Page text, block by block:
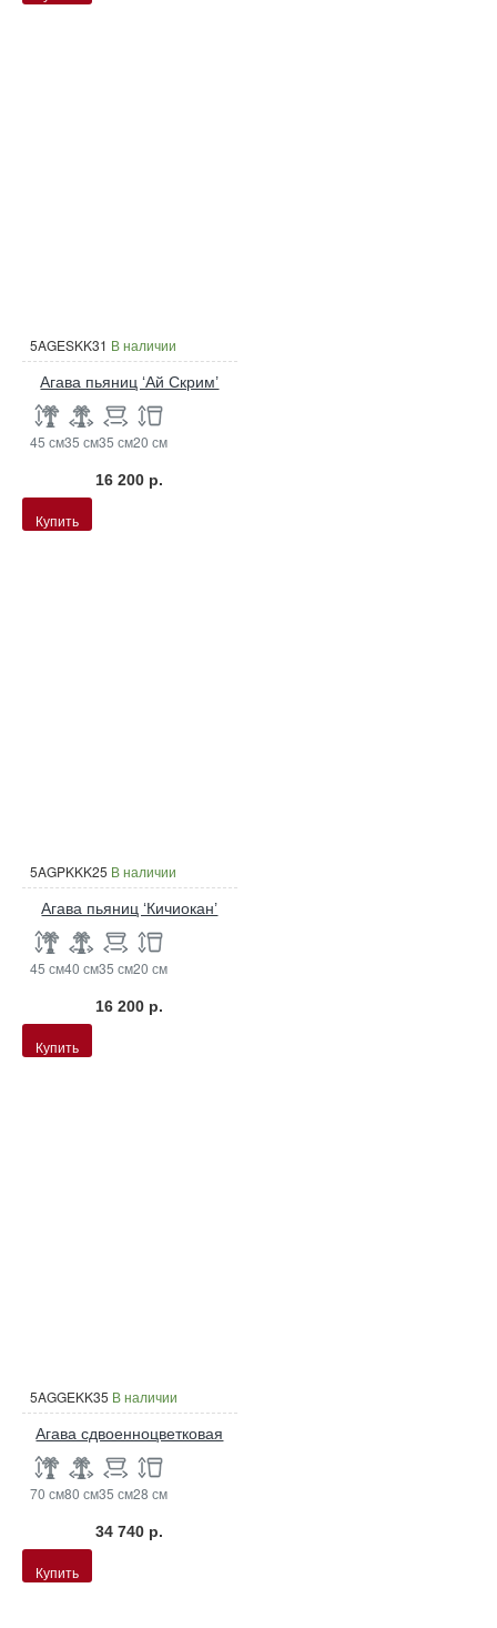
5AGESKK31 В наличии
Агава пьяниц ‘Ай Скрим’
45 см35 см35 см20 см
16 200 р.
Купить
5AGPKKK25 В наличии
Агава пьяниц ‘Кичиокан’
45 см40 см35 см20 см
16 200 р.
Купить
5AGGEKK35 В наличии
Агава сдвоенноцветковая
70 см80 см35 см28 см
34 740 р.
Купить